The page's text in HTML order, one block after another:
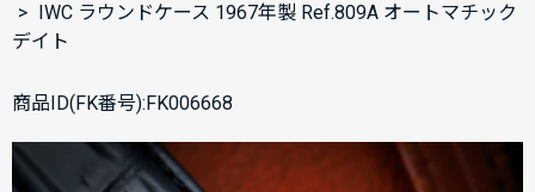
IWC ラウンドケース 1967年製 Ref.809A オートマチック
デイト
商品ID(FK番号):FK006668